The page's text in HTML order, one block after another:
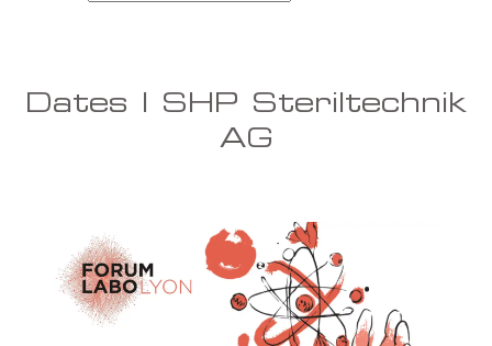
Dates | SHP Steriltechnik
AG